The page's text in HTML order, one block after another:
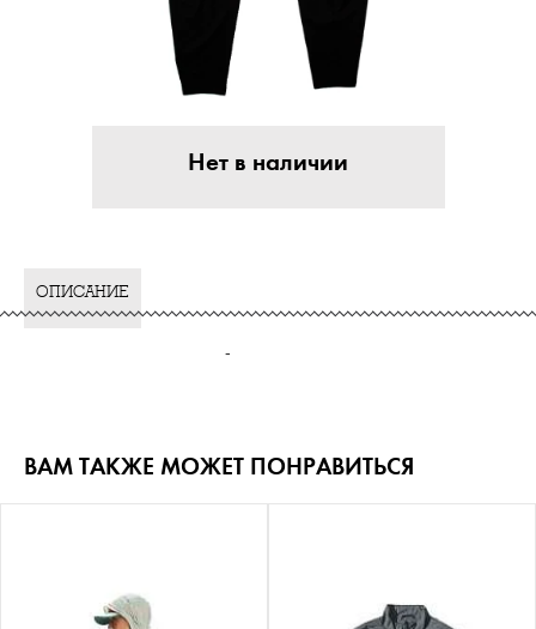
Нет в наличии
ОПИСАНИЕ
-
ВАМ ТАКЖЕ МОЖЕТ ПОНРАВИТЬСЯ